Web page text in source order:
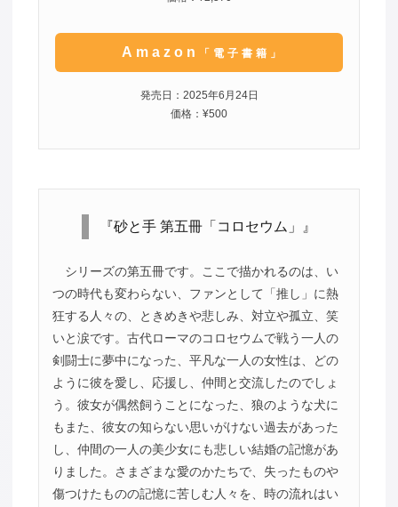
Amazon 「電子書籍」
発売日：2025年6月24日
価格：¥500
『砂と手 第五冊「コロセウム」』
シリーズの第五冊です。ここで描かれるのは、い
つの時代も変わらない、ファンとして「推し」に熱
狂する人々の、ときめきや悲しみ、対立や孤立、笑
いと涙です。古代ローマのコロセウムで戦う一人の
剣闘士に夢中になった、平凡な一人の女性は、どの
ように彼を愛し、応援し、仲間と交流したのでしょ
う。彼女が偶然飼うことになった、狼のような犬に
もまた、彼女の知らない思いがけない過去があった
し、仲間の一人の美少女にも悲しい結婚の記憶があ
りました。さまざまな愛のかたちで、失ったものや
傷つけたものの記憶に苦しむ人々を、時の流れはい